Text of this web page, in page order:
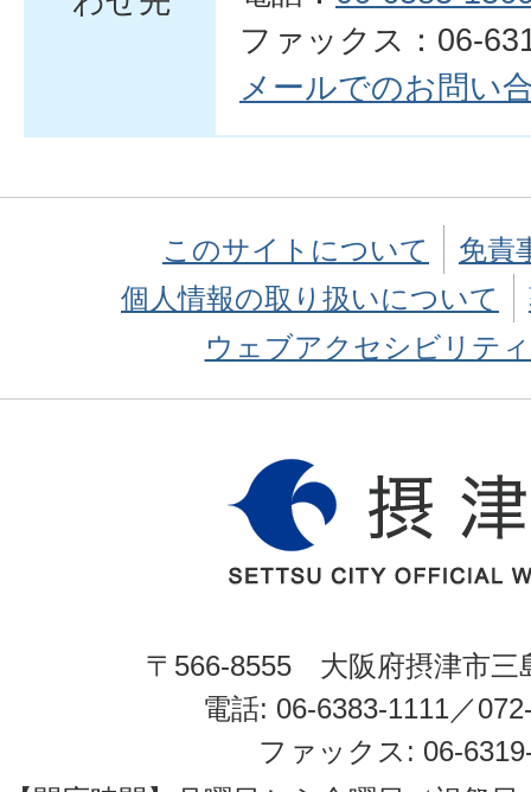
ファックス：06-
メールでのお問い
このサイトについて
免責
個人情報の取り扱いについて
ウェブアクセシビリテ
〒566-8555 大阪府摂津市三
電話: 06-6383-1111／
ファックス: 06-